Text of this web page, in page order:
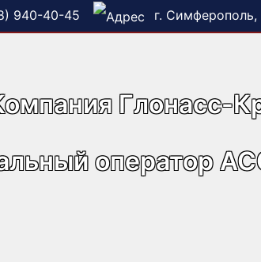
940-40-45 г. Симферополь,
Глонасс-
оператор